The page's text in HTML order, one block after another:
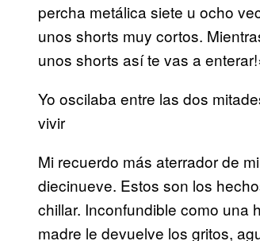
percha metálica siete u ocho
unos shorts muy cortos.
unos shorts así te vas a
Yo oscilaba entre las dos
vivir
Mi recuerdo más aterrador de
diecinueve. Estos son los
chillar. Inconfundible como una
madre le devuelve los gritos,